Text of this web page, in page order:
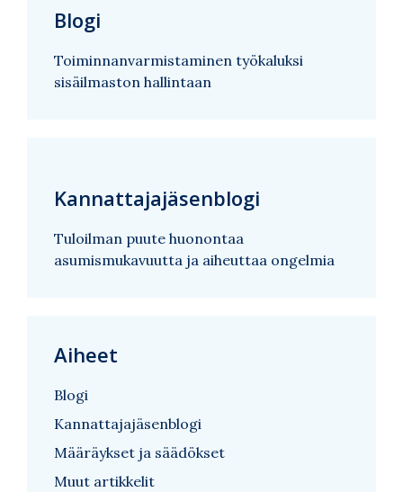
Blogi
Toiminnanvarmistaminen työkaluksi
sisäilmaston hallintaan
Kannattajajäsenblogi
Tuloilman puute huonontaa
asumismukavuutta ja aiheuttaa ongelmia
Aiheet
Blogi
Kannattajajäsenblogi
Määräykset ja säädökset
Muut artikkelit